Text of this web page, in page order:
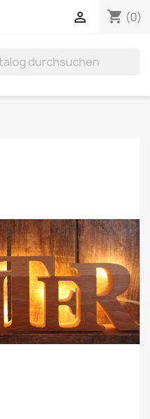
shopping_cart (0)
